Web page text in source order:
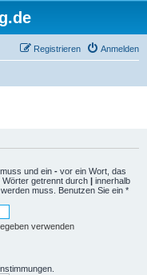
Anmelden
Registrieren
und ein - vor ein Wort, das
Wörter getrennt durch | innerhalb
muss. Benutzen Sie ein *
verwenden